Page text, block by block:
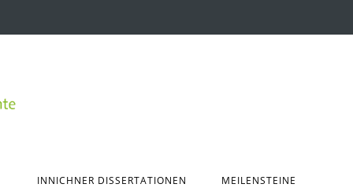
INNICHNER DISSERTATIONEN MEILENSTEINE